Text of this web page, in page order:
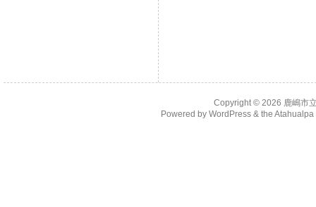
Copyright © 2026 鹿嶋市
Powered by WordPress& the Atahualpa